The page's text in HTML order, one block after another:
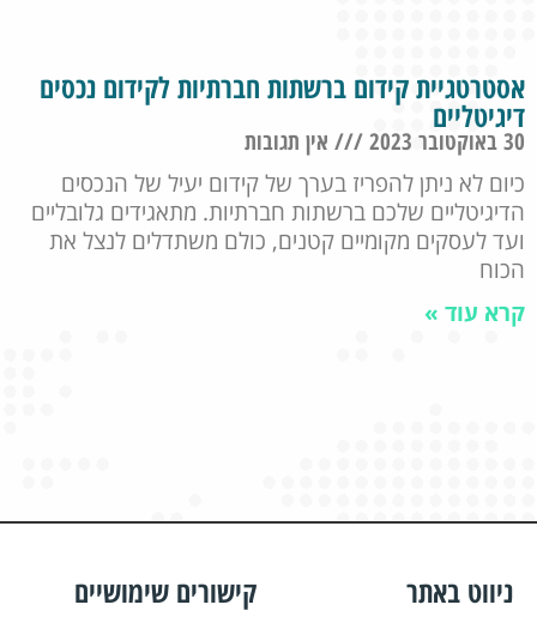
אסטרטגיית קידום ברשתות חברתיות לקידום נכסים
דיגיטליים
30 באוקטובר 2023
אין תגובות
כיום לא ניתן להפריז בערך של קידום יעיל של הנכסים
הדיגיטליים שלכם ברשתות חברתיות. מתאגידים גלובליים
ועד לעסקים מקומיים קטנים, כולם משתדלים לנצל את
הכוח
קרא עוד »
ניווט באתר קישורים שימושיים